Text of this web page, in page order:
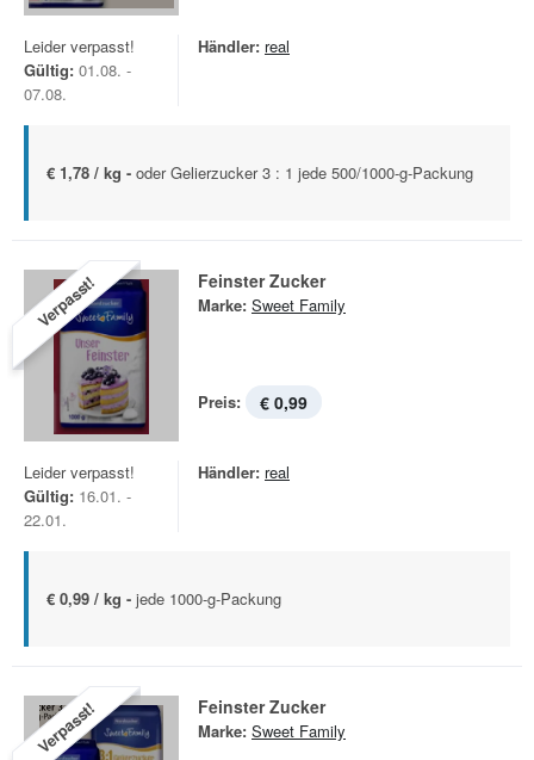
Leider verpasst!
Gültig: 01.08. -
07.08.
Händler: real
€ 1,78 / kg - oder Gelierzucker 3 : 1 jede 500/1000-g-Packung
Verpasst! Feinster Zucker
Marke: Sweet Family
Preis: € 0,99
Leider verpasst!
Gültig: 16.01. -
22.01.
Händler: real
€ 0,99 / kg - jede 1000-g-Packung
Verpasst! Feinster Zucker
Marke: Sweet Family